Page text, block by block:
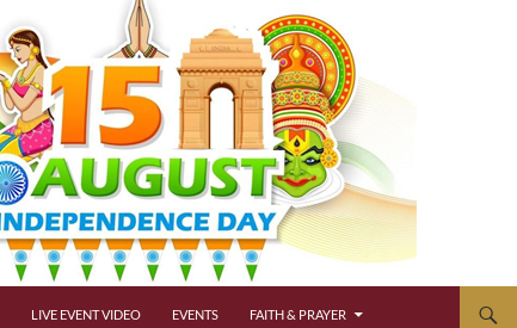
LIVE EVENT VIDEO EVENTS FAITH & PRAYER